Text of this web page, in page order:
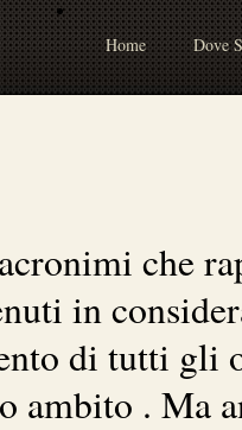
Home Dove
che
in
di tutti gli
ambito . Ma